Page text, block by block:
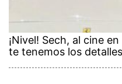
¡Nivel! Sech, al cine
te tenemos los detalles